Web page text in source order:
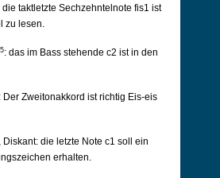
die taktletzte Sechzehntelnote fis1 ist
zu lesen.
5: das im Bass stehende c2 ist in den
Der Zweitonakkord ist richtig Eis-eis
, Diskant: die letzte Note c1 soll ein
erhalten.